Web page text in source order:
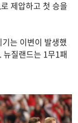
제압하고 첫 승을
는 이변이 발생했
뉴질랜드는 1무1패